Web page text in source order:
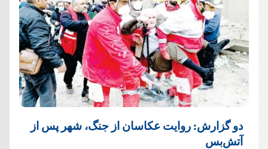
دو گزارش: روایت عکاسان از جنگ، شهر پس از
آتش‌بس